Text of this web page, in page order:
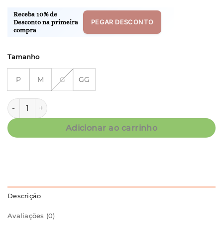
Receba 10% de
Desconto na primeira
compra
PEGAR DESCONTO
Tamanho
P M G GG
Bata Manga Longa - Fluity Floral Bordô - Col. Amado
Adicionar ao carrinho
Descrição
Avaliações (0)